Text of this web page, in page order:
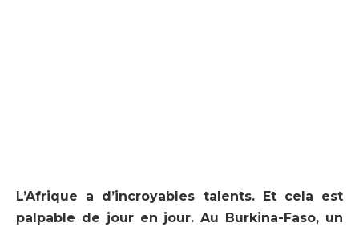
L’Afrique a d’incroyables talents. Et cela est
palpable de jour en jour. Au Burkina-Faso, un